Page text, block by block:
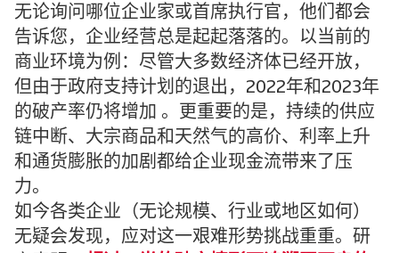
无论询问哪位企业家或首席执行官，他们都会
告诉您，企业经营总是起起落落的。以当前的
商业环境为例：尽管大多数经济体已经开放，
但由于政府支持计划的退出，2022年和2023年
的破产率仍将增加 。更重要的是，持续的供应
链中断、大宗商品和天然气的高价、利率上升
和通货膨胀的加剧都给企业现金流带来了压
力。
如今各类企业（无论规模、行业或地区如何）
无疑会发现，应对这一艰难形势挑战重重。研